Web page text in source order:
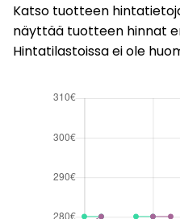
Katso tuotteen
näyttää tuotteen hinnat
Hintatilastoissa ei ole